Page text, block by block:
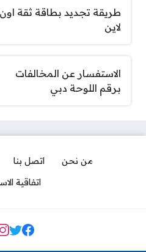
طريقة تجديد بطاقة ثقة اون
لاين
الاستفسار عن المخالفات
برقم اللوحة دبي
من نحن اتصل بنا
اتفاقية